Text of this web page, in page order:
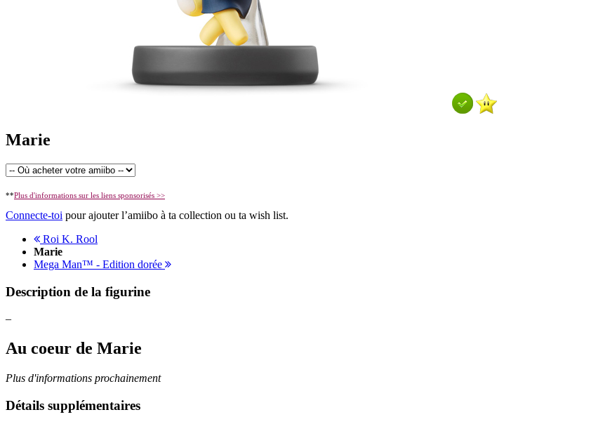
Marie
**Plus d'informations sur les liens sponsorisés >>
Connecte-toi pour ajouter l’amiibo à ta collection ou ta wish list.
Roi K. Rool
Marie
Mega Man™ - Edition dorée
Description de la figurine
–
Au coeur de Marie
Plus d'informations prochainement
Détails supplémentaires